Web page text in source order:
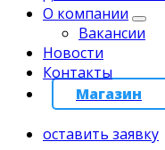
О компании
Вакансии
Новости
Контакты
Магазин
оставить заявку